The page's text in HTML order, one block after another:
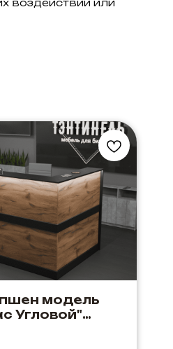
воздействий или
модель
Угловой"